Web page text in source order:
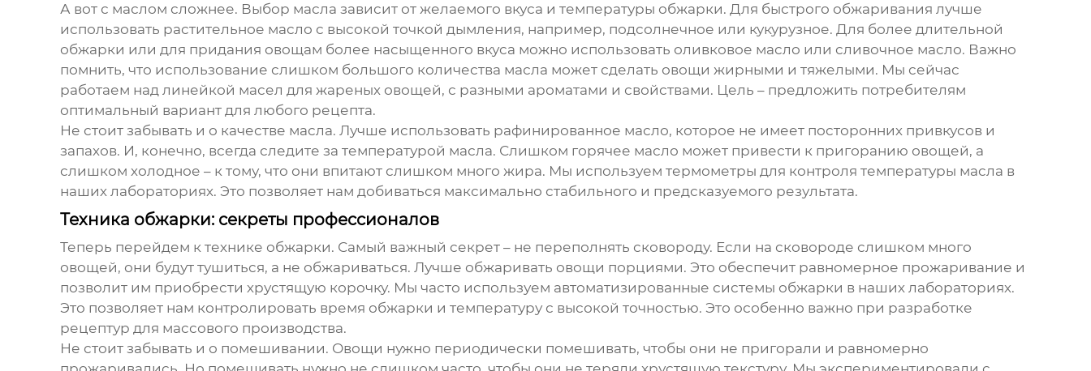
А вот с маслом сложнее. Выбор масла зависит от желаемого вкуса и температуры обжарки. Для быстрого обжаривания лучше
использовать растительное масло с высокой точкой дымления, например, подсолнечное или кукурузное. Для более длительной
обжарки или для придания овощам более насыщенного вкуса можно использовать оливковое масло или сливочное масло. Важно
помнить, что использование слишком большого количества масла может сделать овощи жирными и тяжелыми. Мы сейчас
работаем над линейкой масел для жареных овощей, с разными ароматами и свойствами. Цель – предложить потребителям
оптимальный вариант для любого рецепта.
Не стоит забывать и о качестве масла. Лучше использовать рафинированное масло, которое не имеет посторонних привкусов и
запахов. И, конечно, всегда следите за температурой масла. Слишком горячее масло может привести к пригоранию овощей, а
слишком холодное – к тому, что они впитают слишком много жира. Мы используем термометры для контроля температуры масла в
наших лабораториях. Это позволяет нам добиваться максимально стабильного и предсказуемого результата.
Техника обжарки: секреты профессионалов
Теперь перейдем к технике обжарки. Самый важный секрет – не переполнять сковороду. Если на сковороде слишком много
овощей, они будут тушиться, а не обжариваться. Лучше обжаривать овощи порциями. Это обеспечит равномерное прожаривание и
позволит им приобрести хрустящую корочку. Мы часто используем автоматизированные системы обжарки в наших лабораториях.
Это позволяет нам контролировать время обжарки и температуру с высокой точностью. Это особенно важно при разработке
рецептур для массового производства.
Не стоит забывать и о помешивании. Овощи нужно периодически помешивать, чтобы они не пригорали и равномерно